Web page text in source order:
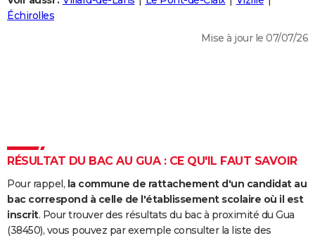
Destinations
City break
Voyage nature
Voyage de noces
Forum
Climat
+
PHOTO
Dictionnaire
Biographies
Citations
Expressions
Proverbes
PROGRAMME TV
COPAINS D'AVANT
S'inscrire
Se connecter
Lycées
Collèges
Primaires
Universités
Entreprises
Service militaire
Avis de recherche
AVIS DE DÉCÈS
Échirolles
Mise à jour le 07/07/26
RÉSULTAT DU BAC AU GUA : CE QU'IL FAUT SAVOIR
Pour rappel, la commune de rattachement d'un candidat au
bac correspond à celle de l'établissement scolaire où il est
inscrit. Pour trouver des résultats du bac à proximité du Gua
(38450), vous pouvez par exemple consulter la liste des